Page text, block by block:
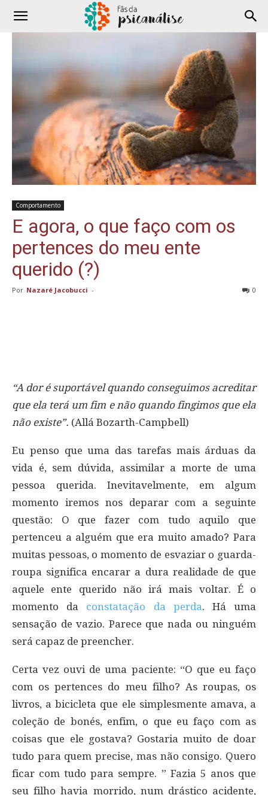
Comportamento
E agora, o que faço com os
pertences do meu ente
querido (?)
Por Nazaré Jacobucci - 0
“A dor é suportável quando conseguimos acreditar
que ela terá um fim e não quando fingimos que ela
não existe”. (Allá Bozarth-Campbell)
Eu penso que uma das tarefas mais árduas da
vida é, sem dúvida, assimilar a morte de uma
pessoa querida. Inevitavelmente, em algum
momento iremos nos deparar com a seguinte
questão: O que fazer com tudo aquilo que
pertenceu a alguém que era muito amado? Para
muitas pessoas, o momento de esvaziar o guarda-
roupa significa encarar a dura realidade de que
aquele ente querido não irá mais voltar. É o
momento da constatação da perda. Há uma
sensação de vazio. Parece que nada ou ninguém
será capaz de preencher.
Certa vez ouvi de uma paciente: “O que eu faço
com os pertences do meu filho? As roupas, os
livros, a bicicleta que ele simplesmente amava, a
coleção de bonés, enfim, o que eu faço com as
coisas que ele gostava? Gostaria muito de doar
tudo para quem precise, mas não consigo. Quero
ficar com tudo para sempre. ” Fazia 5 anos que
seu filho havia morrido, num drástico acidente,